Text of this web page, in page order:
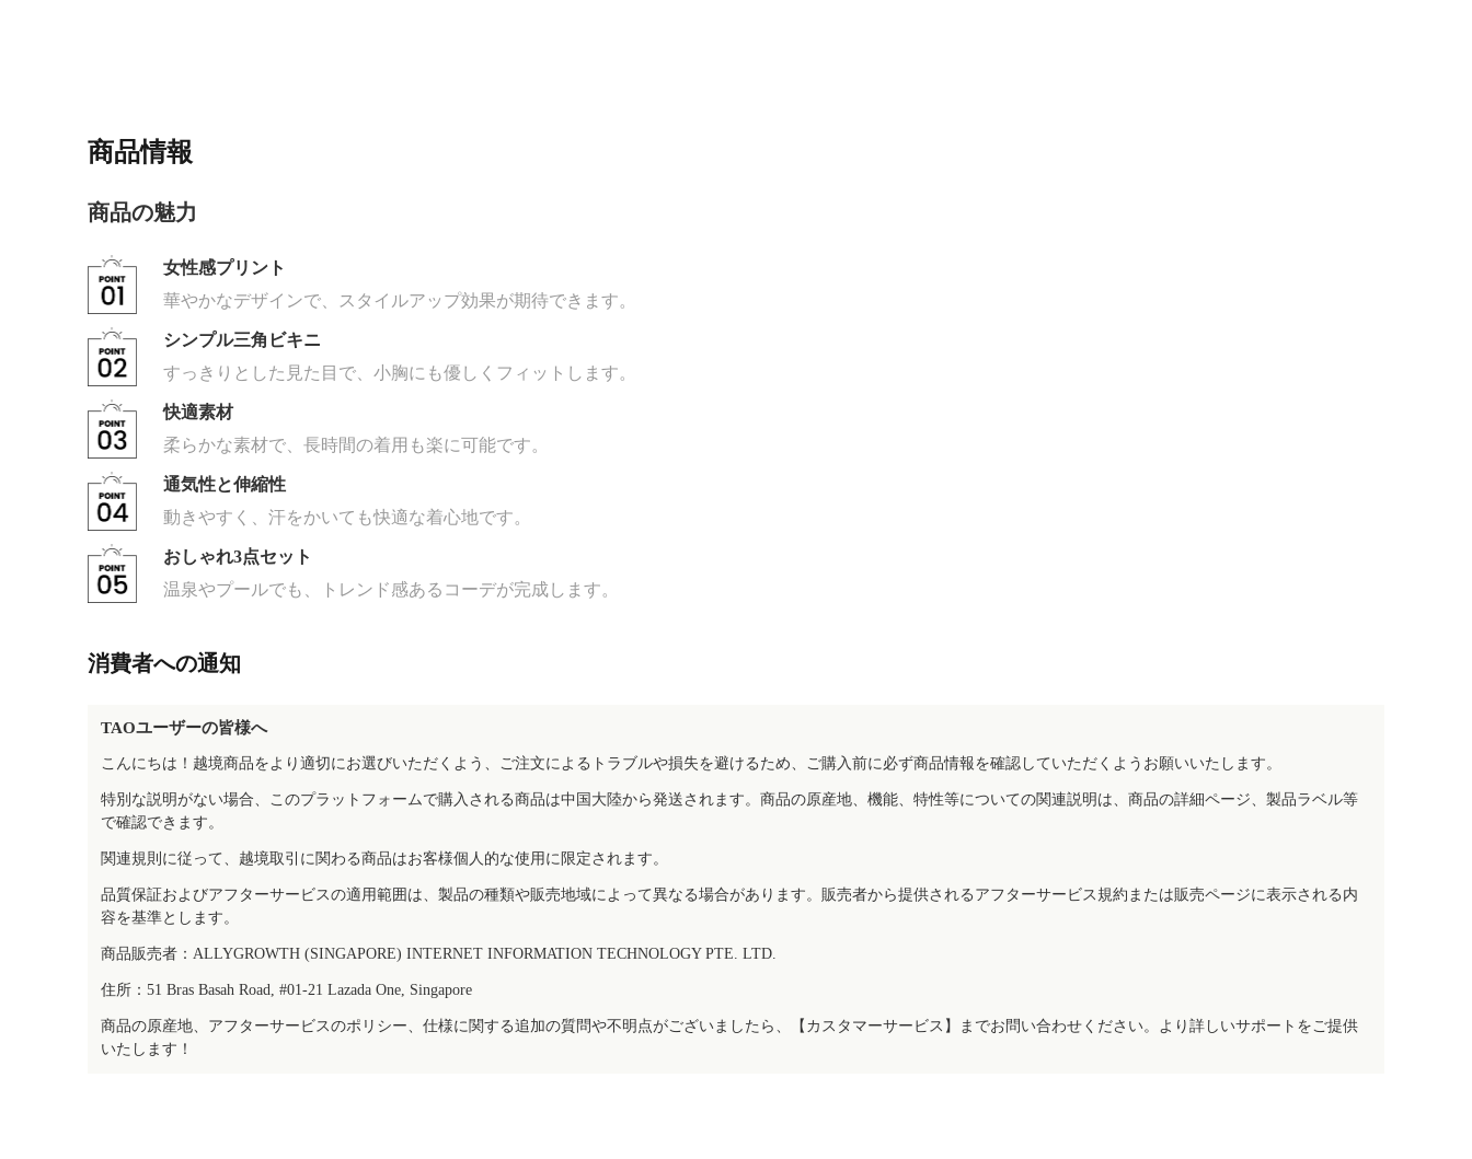
商品情報
商品の魅力
女性感プリント
華やかなデザインで、スタイルアップ効果が期待できます。
シンプル三角ビキニ
すっきりとした見た目で、小胸にも優しくフィットします。
快適素材
柔らかな素材で、長時間の着用も楽に可能です。
通気性と伸縮性
動きやすく、汗をかいても快適な着心地です。
おしゃれ3点セット
温泉やプールでも、トレンド感あるコーデが完成します。
消費者への通知
TAOユーザーの皆様へ
こんにちは！越境商品をより適切にお選びいただくよう、ご注文によるトラブルや損失を避けるため、ご購入前に必ず商品情報を確認していただくようお願いいたします。
特別な説明がない場合、このプラットフォームで購入される商品は中国大陸から発送されます。商品の原産地、機能、特性等についての関連説明は、商品の詳細ページ、製品ラベル等
で確認できます。
関連規則に従って、越境取引に関わる商品はお客様個人的な使用に限定されます。
品質保証およびアフターサービスの適用範囲は、製品の種類や販売地域によって異なる場合があります。販売者から提供されるアフターサービス規約または販売ページに表示される内
容を基準とします。
商品販売者：ALLYGROWTH (SINGAPORE) INTERNET INFORMATION TECHNOLOGY PTE. LTD.
住所：51 Bras Basah Road, #01-21 Lazada One, Singapore
商品の原産地、アフターサービスのポリシー、仕様に関する追加の質問や不明点がございましたら、【カスタマーサービス】までお問い合わせください。より詳しいサポートをご提供
いたします！